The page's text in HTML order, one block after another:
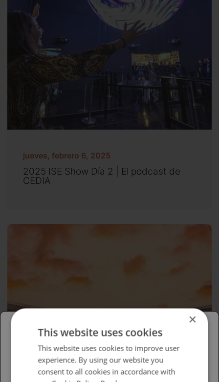
jueves, febrero 6, 2025
2025 ISE Show Día 2 | El podcast de
CEDIA
Please select your region/language
British
×
This website uses cookies
This website uses cookies to improve user
experience. By using our website you
consent to all cookies in accordance with